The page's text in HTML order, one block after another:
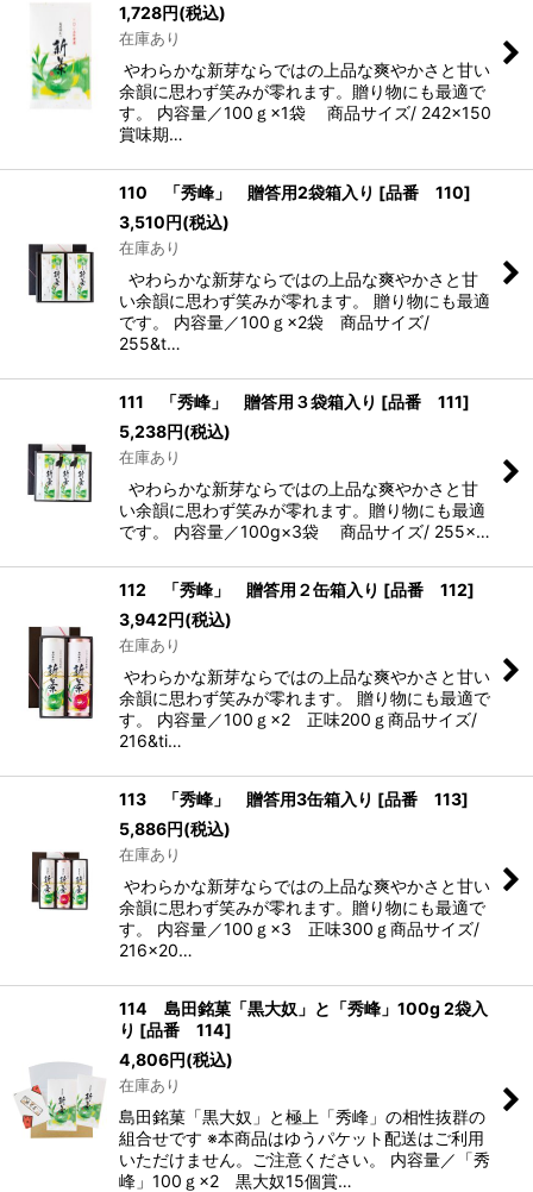
1,728円(税込)
在庫あり
やわらかな新芽ならではの上品な爽やかさと甘い
余韻に思わず笑みが零れます。贈り物にも最適で
す。 内容量／100ｇ×1袋 商品サイズ/ 242×150
賞味期…
110 「秀峰」 贈答用2袋箱入り [品番 110]
3,510円(税込)
在庫あり
やわらかな新芽ならではの上品な爽やかさと甘
い余韻に思わず笑みが零れます。 贈り物にも最適
です。 内容量／100ｇ×2袋 商品サイズ/
255&t…
111 「秀峰」 贈答用３袋箱入り [品番 111]
5,238円(税込)
在庫あり
やわらかな新芽ならではの上品な爽やかさと甘
い余韻に思わず笑みが零れます。贈り物にも最適
です。 内容量／100g×3袋 商品サイズ/ 255×…
112 「秀峰」 贈答用２缶箱入り [品番 112]
3,942円(税込)
在庫あり
やわらかな新芽ならではの上品な爽やかさと甘い
余韻に思わず笑みが零れます。 贈り物にも最適で
す。 内容量／100ｇ×2 正味200ｇ商品サイズ/
216&ti…
113 「秀峰」 贈答用3缶箱入り [品番 113]
5,886円(税込)
在庫あり
やわらかな新芽ならではの上品な爽やかさと甘い
余韻に思わず笑みが零れます。贈り物にも最適で
す。 内容量／100ｇ×3 正味300ｇ商品サイズ/
216×20…
114 島田銘菓「黒大奴」と「秀峰」100g 2袋入
り [品番 114]
4,806円(税込)
在庫あり
島田銘菓「黒大奴」と極上「秀峰」の相性抜群の
組合せです ※本商品はゆうパケット配送はご利用
いただけません。ご注意ください。 内容量／「秀
峰」100ｇ×2 黒大奴15個賞…